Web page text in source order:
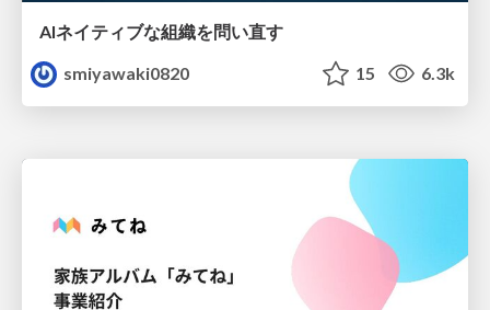
AIネイティブな組織を問い直す
smiyawaki0820
15 6.3k